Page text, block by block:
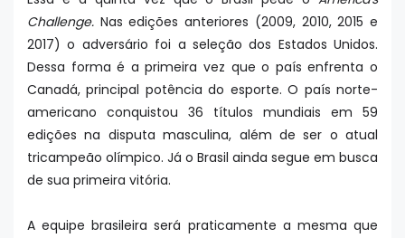
Challenge. Nas edições anteriores (2009, 2010, 2015 e
2017) o adversário foi a seleção dos Estados Unidos.
Dessa forma é a primeira vez que o país enfrenta o
Canadá, principal potência do esporte. O país norte-
americano conquistou 36 títulos mundiais em 59
edições na disputa masculina, além de ser o atual
tricampeão olímpico. Já o Brasil ainda segue em busca
de sua primeira vitória.
A equipe brasileira será praticamente a mesma que